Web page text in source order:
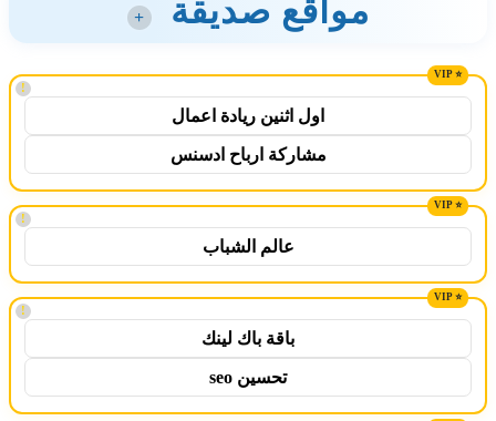
مواقع صديقة +
!
اول اثنين ريادة اعمال
مشاركة ارباح ادسنس
!
عالم الشباب
!
باقة باك لينك
تحسين seo